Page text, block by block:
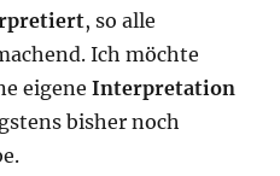
, so alle
Ich möchte
eigeneInterpretation
bisher noch